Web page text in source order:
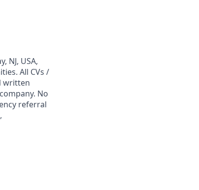
NJ, USA,
All CVs /
written
No
referral